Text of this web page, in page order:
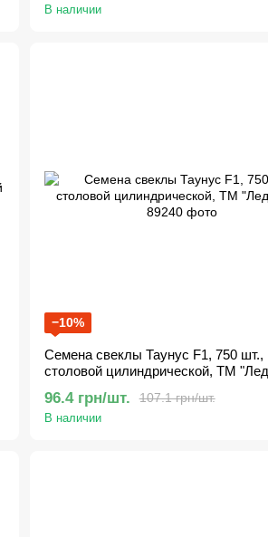
В наличии
−10%
Семена свеклы Таунус F1, 750 шт.,
столовой цилиндрической, ТМ
107.1 грн/шт.
96.4 грн/шт.
В наличии